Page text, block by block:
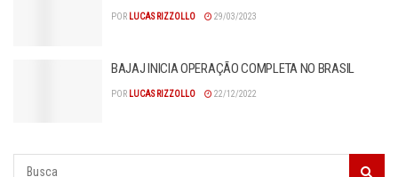
POR LUCAS RIZZOLLO 29/03/2023
BAJAJ INICIA OPERAÇÃO COMPLETA NO BRASIL
POR LUCAS RIZZOLLO 22/12/2022